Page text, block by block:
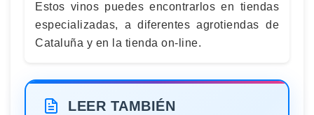
Estos vinos puedes encontrarlos en tiendas
especializadas, a diferentes agrotiendas de
Cataluña y en la tienda on-line.
LEER TAMBIÉN